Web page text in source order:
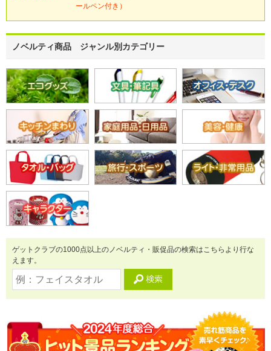
ールペン付き）
ノベルティ商品 ジャンル別カテゴリー
ゲットクラブの1000点以上のノベルティ・販促品の検索はこちらより行な
えます。